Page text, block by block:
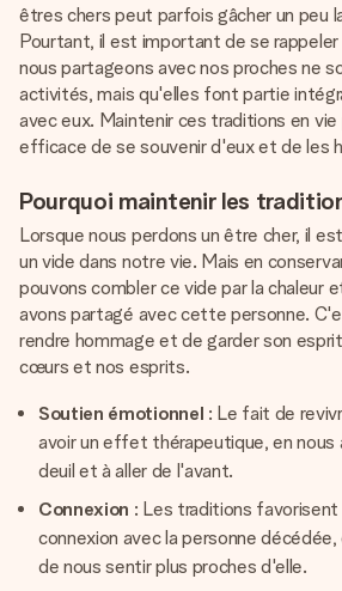
êtres chers peut parfois gâcher un peu
Pourtant, il est important de se
nous partageons avec nos proches ne
activités, mais qu'elles font partie
avec eux. Maintenir ces traditions en
efficace de se souvenir d'eux et de les
Pourquoi maintenir les
Lorsque nous perdons un être cher, il
un vide dans notre vie. Mais en
pouvons combler ce vide par la chaleur
avons partagé avec cette personne.
rendre hommage et de garder son
cœurs et nos esprits.
Soutien émotionnel : Le fait de
avoir un effet thérapeutique, en nous
deuil et à aller de l'avant.
Connexion : Les traditions
connexion avec la personne
de nous sentir plus proches d'elle.